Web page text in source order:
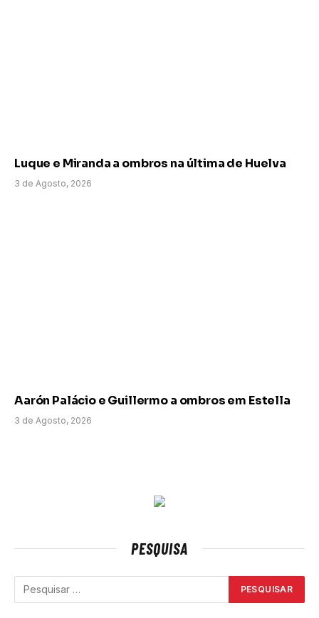
Luque e Miranda a ombros na última de Huelva
3 de Agosto, 2026
Aarón Palácio e Guillermo a ombros em Estella
3 de Agosto, 2026
PESQUISA